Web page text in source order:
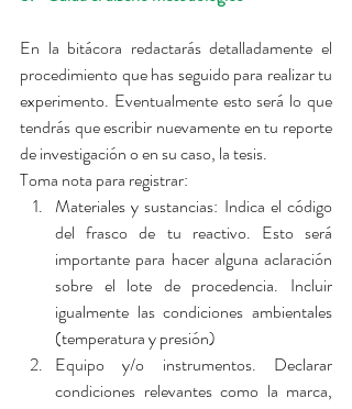
En la bitácora redactarás detalladamente el
procedimiento que has seguido para realizar tu
experimento. Eventualmente esto será lo que
tendrás que escribir nuevamente en tu reporte
de investigación o en su caso, la tesis.
Toma nota para registrar:
Materiales y sustancias: Indica el código
del frasco de tu reactivo. Esto será
importante para hacer alguna aclaración
sobre el lote de procedencia. Incluir
igualmente las condiciones ambientales
(temperatura y presión)
Equipo y/o instrumentos. Declarar
condiciones relevantes como la marca,